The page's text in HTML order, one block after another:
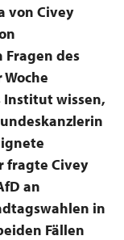
von Civey
des
wissen,
fragte Civey
an
in
Fällen